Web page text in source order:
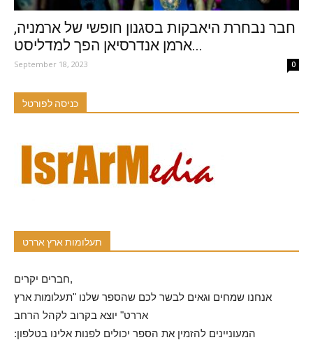
חבר נבחרת היאבקות בסגנון חופשי של ארמניה,
ארמן אנדרסיאן הפך למדליסט...
September 18, 2023 0
כניסה לפורטל
תעלומות ארץ אררט
חברים יקרים,
אנחנו שמחים וגאים לבשר לכם שהספר שלנו "תעלומות ארץ
אררט" יוצא בקרוב לקהל הרחב
המעוניינים להזמין את הספר יכולים לפנות אלינו בטלפון: